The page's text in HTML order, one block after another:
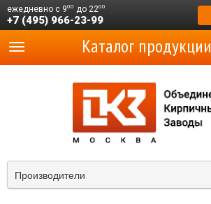
ежедневно с 900 до 2200
+7 (495) 966-23-99
Производители
Каталог продукции